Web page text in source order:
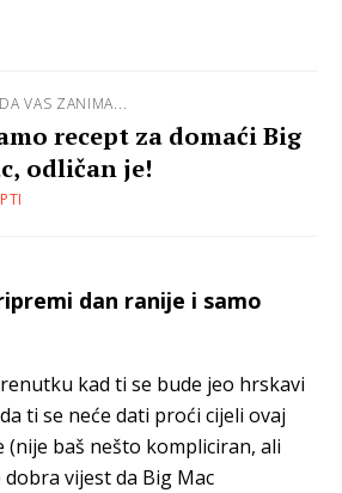
VAS ZANIMA...
recept za domaći Big
odličan je!
dan ranije i samo
kad ti se bude jeo hrskavi
ti se neće dati proći cijeli ovaj
baš nešto kompliciran, ali
vijest da Big Mac